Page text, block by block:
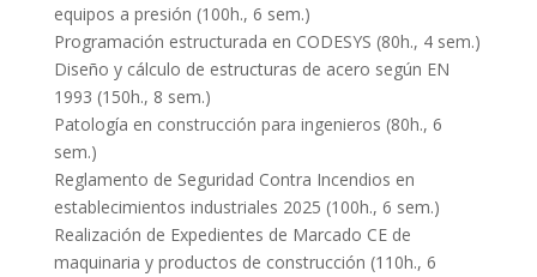
equipos a presión (100h., 6 sem.)
Programación estructurada en CODESYS (80h., 4 sem.)
Diseño y cálculo de estructuras de acero según EN
1993 (150h., 8 sem.)
Patología en construcción para ingenieros (80h., 6
sem.)
Reglamento de Seguridad Contra Incendios en
establecimientos industriales 2025 (100h., 6 sem.)
Realización de Expedientes de Marcado CE de
maquinaria y productos de construcción (110h., 6